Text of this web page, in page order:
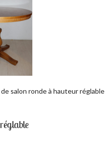
de salon ronde à hauteur réglable